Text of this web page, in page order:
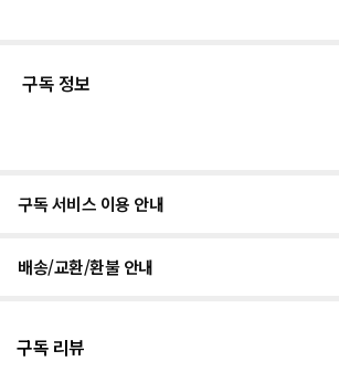
구독 정보
구독 서비스 이용 안내
배송/교환/환불 안내
구독 리뷰